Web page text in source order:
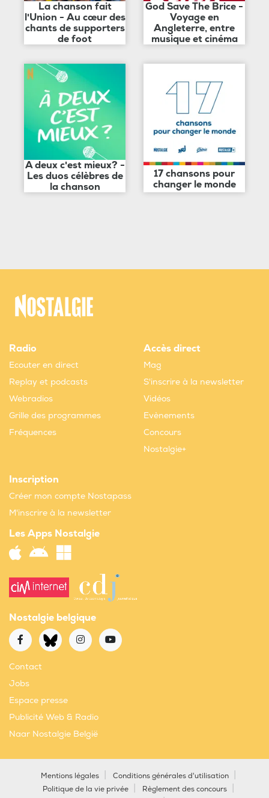
La chanson fait
l'Union - Au cœur des
chants de supporters
de foot
God Save The Brice -
Voyage en
Angleterre, entre
musique et cinéma
A deux c'est mieux? -
Les duos célèbres de
la chanson
17 chansons pour
changer le monde
Radio
Ecouter en direct
Replay et podcasts
Webradios
Grille des programmes
Fréquences
Accès direct
Mag
S'inscrire à la newsletter
Vidéos
Evènements
Concours
Nostalgie+
Inscription
Créer mon compte Nostapass
M'inscrire à la newsletter
Les Apps Nostalgie
Nostalgie belgique
Contact
Jobs
Espace presse
Publicité Web & Radio
Naar Nostalgie België
Mentions légales
Conditions générales d'utilisation
Politique de la vie privée
Règlement des concours